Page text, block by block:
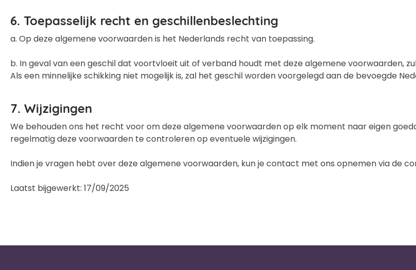
6. Toepasselijk recht en geschillenbeslechting
a. Op deze algemene voorwaarden is het Nederlands recht van toepassing.
b. In geval van een geschil dat voortvloeit uit of verband houdt met deze algemene voorwaarden,
Als een minnelijke schikking niet mogelijk is, zal het geschil worden voorgelegd aan de bevoegde
7. Wijzigingen
We behouden ons het recht voor om deze algemene voorwaarden op elk moment naar eigen
regelmatig deze voorwaarden te controleren op eventuele wijzigingen.
Indien je vragen hebt over deze algemene voorwaarden, kun je contact met ons opnemen via de
Laatst bijgewerkt: 17/09/2025